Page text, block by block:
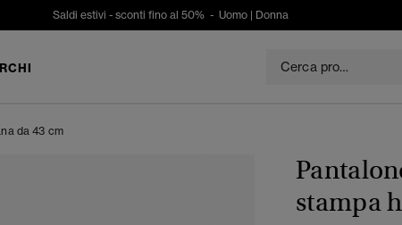
Saldi estivi - sconti fino al 50% - Uomo | Donna
da 43 cm
stampa